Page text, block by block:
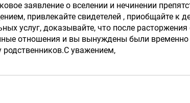
заявление о вселении и нечинении
привлекайте свидетелей , приобщайте к
услуг, доказывайте, что после расторжения
отношения и вы вынуждены были временно
уважением,